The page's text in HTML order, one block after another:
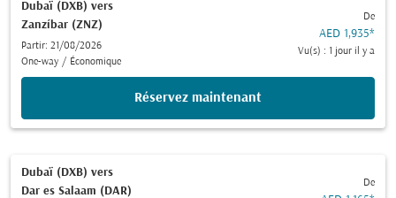
Dubaï (DXB) vers
Zanzíbar (ZNZ)
Partir: 21/08/2026
One-way / Économique
De
AED 1,935*
Vu(s) : 1 jour il y a
Réservez maintenant
Dubaï (DXB) vers
Dar es Salaam (DAR)
De